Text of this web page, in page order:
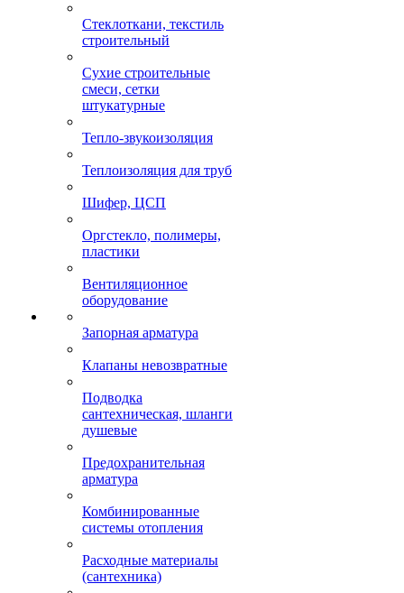
Стеклоткани, текстиль
строительный
Сухие строительные
смеси, сетки
штукатурные
Тепло-звукоизоляция
Теплоизоляция для труб
Шифер, ЦСП
Оргстекло, полимеры,
пластики
Вентиляционное
оборудование
Запорная арматура
Клапаны невозвратные
Подводка
сантехническая, шланги
душевые
Предохранительная
арматура
Комбинированные
системы отопления
Расходные материалы
(сантехника)